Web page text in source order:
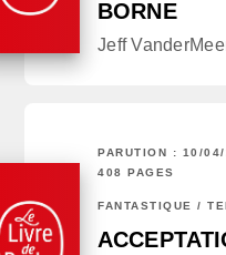
BORNE
Jeff
PARUTION : 10/
408 PAGES
FANTASTIQUE /